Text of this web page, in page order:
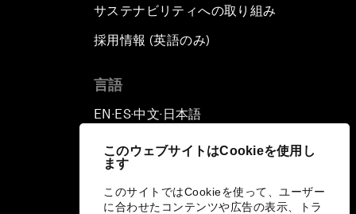
このウェブサイトはCookieを使用し
ます
このサイトではCookieを使って、ユーザー
に合わせたコンテンツや広告の表示、トラ
サステナビリティへの取り組み
採用情報 (英語のみ)
言語
EN ▪ ES▪中文▪ 日本語